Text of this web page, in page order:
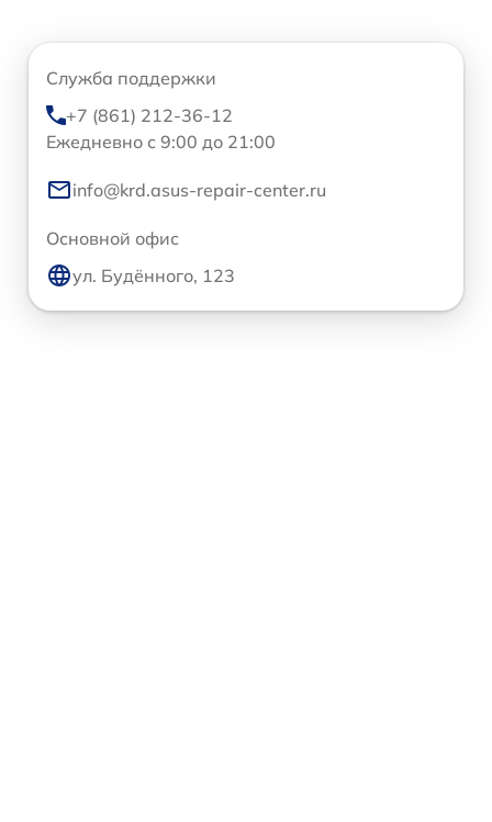
Служба поддержки
+7 (861) 212-36-12
Ежедневно с 9:00 до 21:00
info@krd.asus-repair-center.ru
Основной офис
ул. Будённого, 123